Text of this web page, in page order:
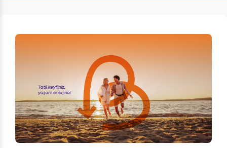
Ana Sayfa›Kurumsal